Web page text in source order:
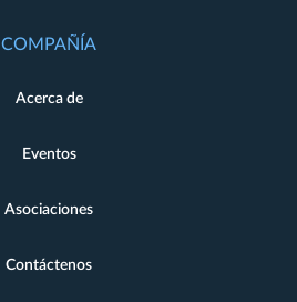
COMPAÑÍA
Acerca de
Eventos
Asociaciones
Contáctenos